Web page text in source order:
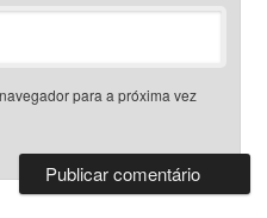
para a próxima vez